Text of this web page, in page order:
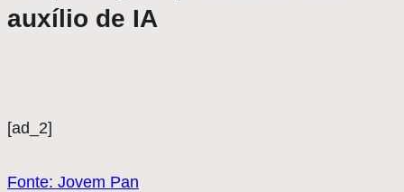
auxílio de IA
[ad_2]
Fonte: Jovem Pan